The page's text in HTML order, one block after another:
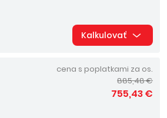
Kalkulovať
cena s poplatkami za os.
885,48 €
755,43 €